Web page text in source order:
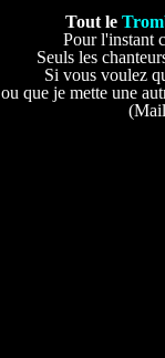
Tout le
Pour l'instant
Seuls les
Si vous voulez
ou que je mette une